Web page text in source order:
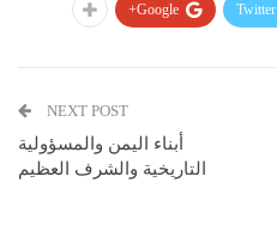
Twitter
Google+
NEXT POST
أبناء اليمن والمسؤولية
التاريخية والشرف العظيم